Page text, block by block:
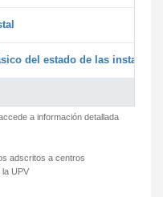
del estado de las
a información detallada
adscritos a centros
la UPV